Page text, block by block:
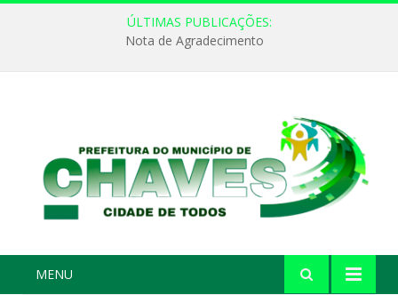
ÚLTIMAS PUBLICAÇÕES:
Nota de Agradecimento
MENU